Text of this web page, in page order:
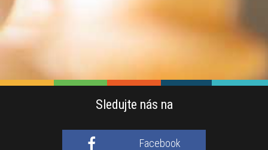
Sledujte nás na
Facebook